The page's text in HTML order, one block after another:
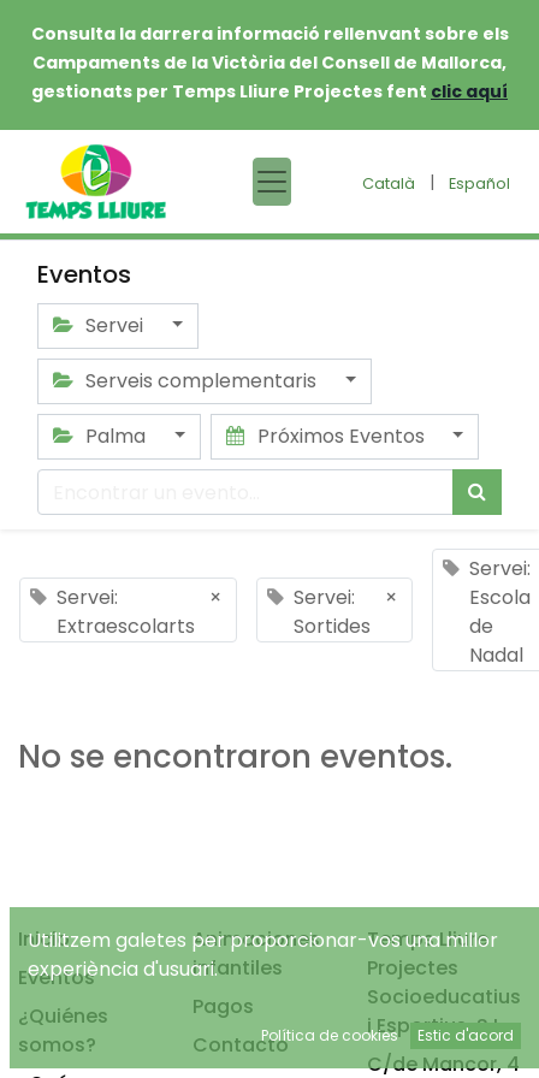
Consulta la darrera informació rellenvant sobre els
Campaments de la Victòria del Consell de Mallorca,
gestionats per Temps Lliure Projectes fent clic aquí
Català | Español
Eventos
Servei
Serveis complementaris
Palma
Próximos Eventos
Servei:
Extraescolarts
×
Servei:
Sortides
×
Servei:
Escola
de
Nadal
No se encontraron eventos.
Inicio
Eventos
¿Quiénes
somos?
Animaciones
infantiles
Pagos
Contacto
Temps Lliure
Projectes
Socioeducatius
i Esportius, S.L.
C/de Mancor, 4
Utilitzem galetes per proporcionar-vos una millor
experiència d'usuari.
Política de cookies Estic d'acord